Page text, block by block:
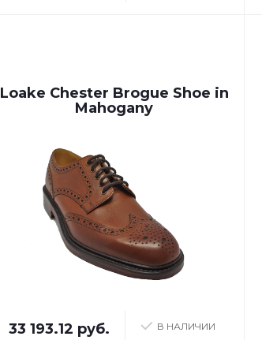
Loake Chester Brogue Shoe in
Mahogany
В НАЛИЧИИ
33 193.12 руб.